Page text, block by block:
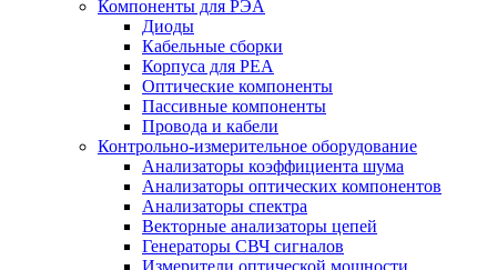
Компоненты для РЭА
Диоды
Кабельные сборки
Корпуса для РЕА
Оптические компоненты
Пассивные компоненты
Провода и кабели
Контрольно-измерительное оборудование
Анализаторы коэффициента шума
Анализаторы оптических компонентов
Анализаторы спектра
Векторные анализаторы цепей
Генераторы СВЧ сигналов
Измерители оптической мощности